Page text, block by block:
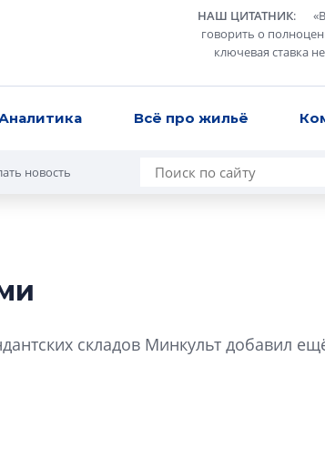
НАШ ЦИТАТНИК: «
говорить о
ключевая ставка
Всё про жильё
новость
складов Минкульт добавил
даже